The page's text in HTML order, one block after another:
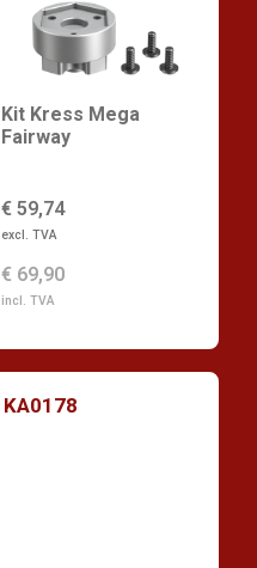
Kit Kress Mega
Fairway
€ 59,74
excl. TVA
€ 69,90
incl. TVA
KA0178